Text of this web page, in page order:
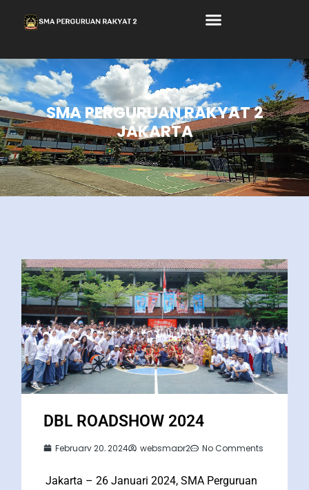
SMA PERGURUAN RAKYAT 2
JAKARTA
DBL ROADSHOW 2024
February 20, 2024 websmapr2 No Comments
Jakarta – 26 Januari 2024, SMA Perguruan